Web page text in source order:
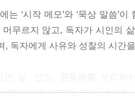
서지 않는
는 ‘시작 메모’와 ‘묵상 말씀
무르지 않고, 독자가 시인의
, 독자에게 사유와 성찰의 시간
럽게 어우러지며, 모든 순간